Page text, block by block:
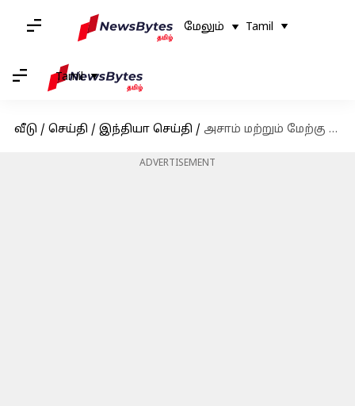
மேலும் Tamil
Tamil
வீடு / செய்தி / இந்தியா செய்தி / அசாம் மற்றும் மேற்கு வங்காளத்தில் 5.8 ரிக்டர் அளவில் நிலநடுக்கம்
ADVERTISEMENT